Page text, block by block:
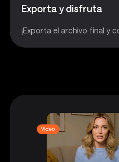
Exporta y disfruta
¡Exporta el archivo final y